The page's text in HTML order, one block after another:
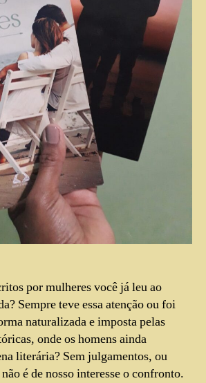
por mulheres você já leu ao
Sempre teve essa atenção ou foi
naturalizada e imposta pelas
onde os homens ainda
literária? Sem julgamentos, ou
é de nosso interesse o confronto.